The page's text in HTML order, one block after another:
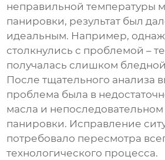
неправильной температуры
панировки, результат был
идеальным. Например,
столкнулись с проблемой –
получалась слишком
После тщательного анализа
проблема была в
масла и
панировки. Исправление
потребовало пересмотра
технологического процесса.